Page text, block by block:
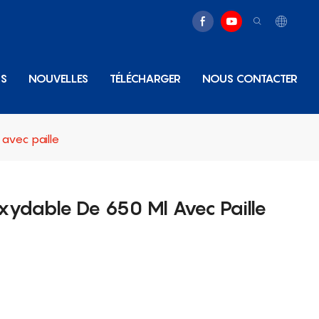
NOUVELLES TÉLÉCHARGER NOUS CONTACTER
paille
De 650 Ml Avec Paille